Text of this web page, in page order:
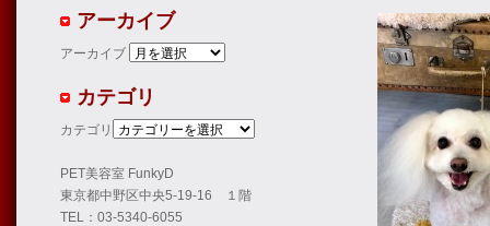
アーカイブ
アーカイブ
カテゴリ
カテゴリ
PET美容室 FunkyD
東京都中野区中央5-19-16 １階
TEL：03-5340-6055